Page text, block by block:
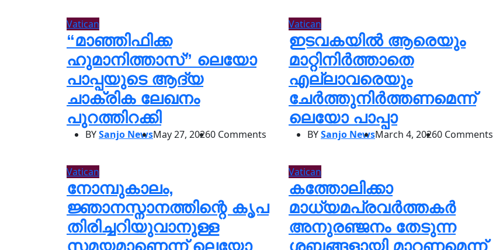
Vatican
“മാഞ്ഞിഫിക്ക
ഹുമാനിത്താസ്” ലെയോ
പാപ്പയുടെ ആദ്യ
ചാക്രിക ലേഖനം
പുറത്തിറക്കി
BYSanjo NewsMay 27, 20260 Comments
Vatican
ഇടവകയിൽ ആരെയും
മാറ്റിനിർത്താതെ
എല്ലാവരെയും
ചേർത്തുനിർത്തണമെന്ന്
ലെയോ പാപ്പാ
BYSanjo NewsMarch 4, 20260 Comments
Vatican
നോമ്പുകാലം,
ജ്ഞാനസ്നാനത്തിന്റെ കൃപ
തിരിച്ചറിയുവാനുള്ള
Vatican
കത്തോലിക്കാ
മാധ്യമപ്രവർത്തകർ
അനുരഞ്ജനം തേടുന്ന